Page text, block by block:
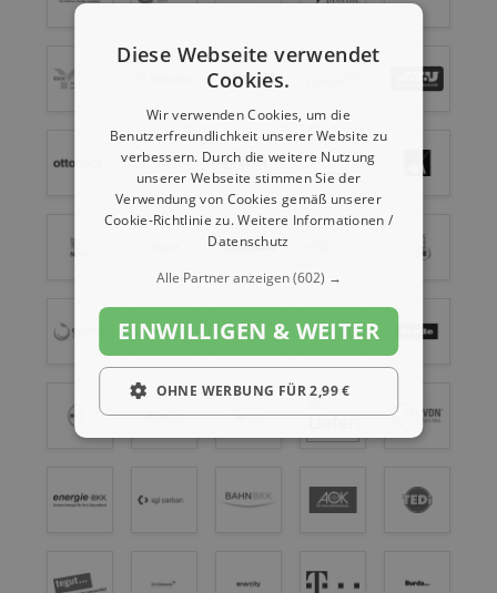
Diese Webseite verwendet
Cookies.
Wir verwenden Cookies, um die
Benutzerfreundlichkeit unserer Website zu
verbessern. Durch die weitere Nutzung
unserer Webseite stimmen Sie der
Verwendung von Cookies gemäß unserer
Cookie-Richtlinie zu.Weitere Informationen /
Datenschutz
Alle Partner anzeigen(602) →
EINWILLIGEN & WEITER
OHNE WERBUNG FÜR 2,99 €